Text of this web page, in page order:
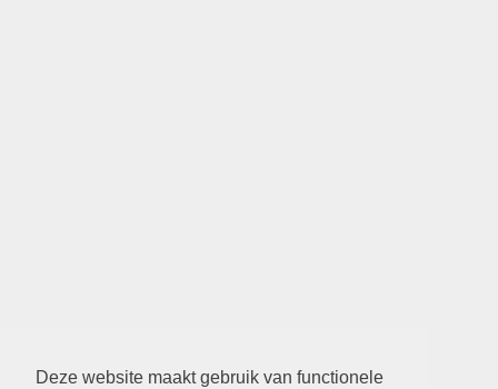
Deze website maakt gebruik van functionele